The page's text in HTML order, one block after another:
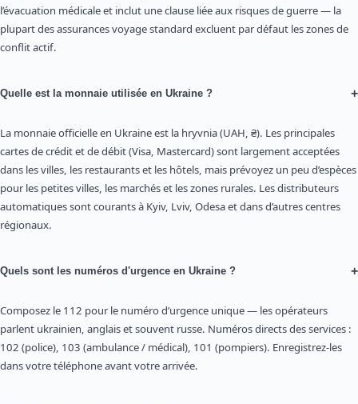
l’évacuation médicale et inclut une clause liée aux risques de guerre — la
plupart des assurances voyage standard excluent par défaut les zones de
conflit actif.
Quelle est la monnaie utilisée en Ukraine ? +
La monnaie officielle en Ukraine est la hryvnia (UAH, ₴). Les principales
cartes de crédit et de débit (Visa, Mastercard) sont largement acceptées
dans les villes, les restaurants et les hôtels, mais prévoyez un peu d’espèces
pour les petites villes, les marchés et les zones rurales. Les distributeurs
automatiques sont courants à Kyiv, Lviv, Odesa et dans d’autres centres
régionaux.
Quels sont les numéros d'urgence en Ukraine ? +
Composez le 112 pour le numéro d’urgence unique — les opérateurs
parlent ukrainien, anglais et souvent russe. Numéros directs des services :
102 (police), 103 (ambulance / médical), 101 (pompiers). Enregistrez-les
dans votre téléphone avant votre arrivée.